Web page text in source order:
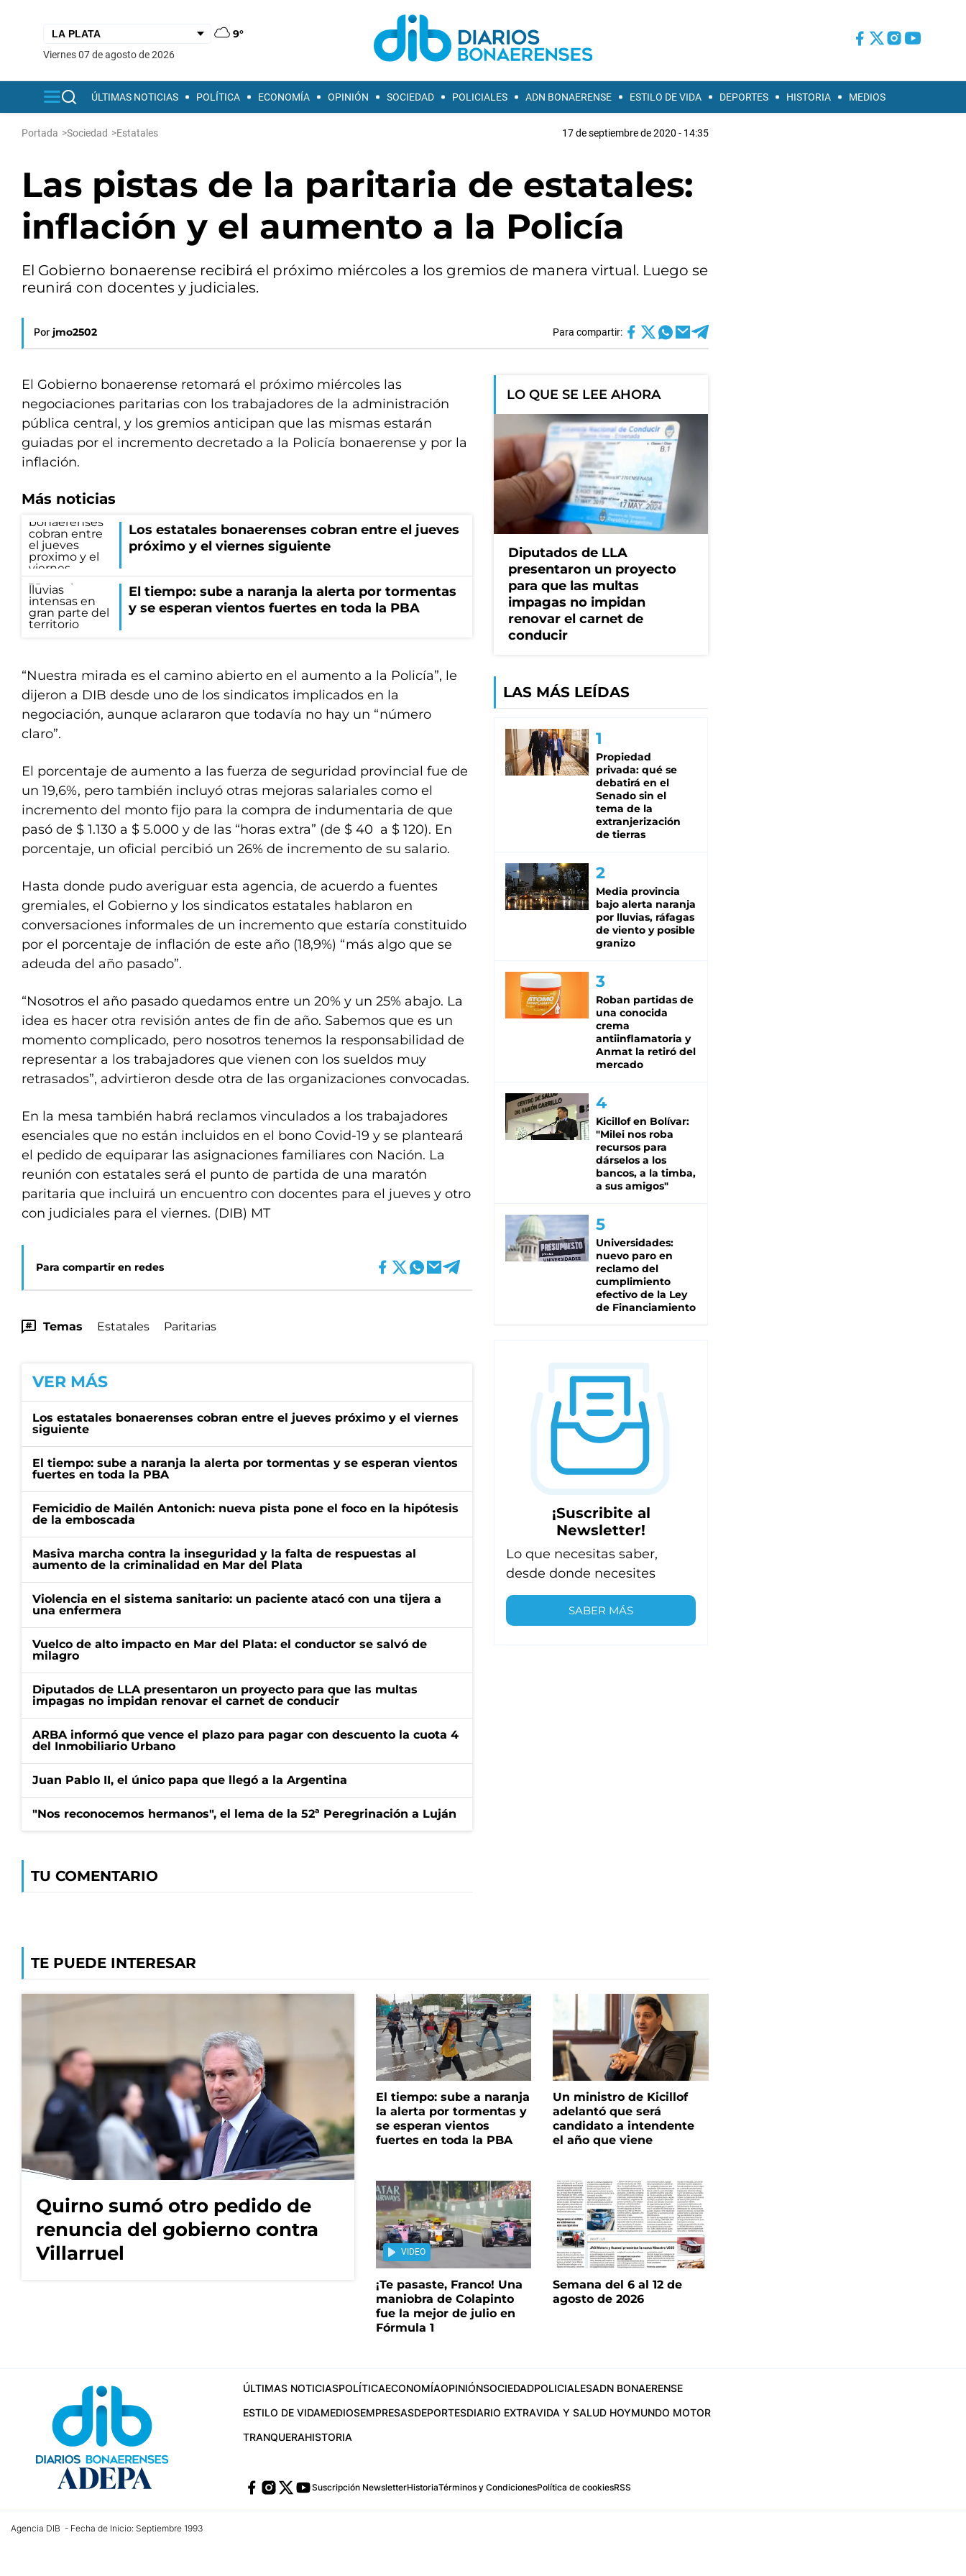
9°
viernes 07 de agosto de 2026
ÚLTIMAS NOTICIAS POLÍTICA ECONOMÍA OPINIÓN SOCIEDAD POLICIALES ADN BONAERENSE ESTILO DE VIDA DEPORTES HISTORIA MEDIOS
Portada >Sociedad >Estatales 17 de septiembre de 2020 - 14:35
Las pistas de la paritaria de estatales:
inflación y el aumento a la Policía
El Gobierno bonaerense recibirá el próximo miércoles a los gremios de manera virtual. Luego se
reunirá con docentes y judiciales.
Por jmo2502 Para compartir:
El Gobierno bonaerense retomará el próximo miércoles las
negociaciones paritarias con los trabajadores de la administración
pública central, y los gremios anticipan que las mismas estarán
guiadas por el incremento decretado a la Policía bonaerense y por la
inflación.
Más noticias
Los estatales bonaerenses cobran entre el jueves
próximo y el viernes siguiente
El tiempo: sube a naranja la alerta por tormentas
y se esperan vientos fuertes en toda la PBA
“Nuestra mirada es el camino abierto en el aumento a la Policía”, le
dijeron a DIB desde uno de los sindicatos implicados en la
negociación, aunque aclararon que todavía no hay un “número
claro”.
El porcentaje de aumento a las fuerza de seguridad provincial fue de
un 19,6%, pero también incluyó otras mejoras salariales como el
incremento del monto fijo para la compra de indumentaria de que
pasó de $ 1.130 a $ 5.000 y de las “horas extra” (de $ 40 a $ 120). En
porcentaje, un oficial percibió un 26% de incremento de su salario.
Hasta donde pudo averiguar esta agencia, de acuerdo a fuentes
gremiales, el Gobierno y los sindicatos estatales hablaron en
conversaciones informales de un incremento que estaría constituido
por el porcentaje de inflación de este año (18,9%) “más algo que se
adeuda del año pasado”.
“Nosotros el año pasado quedamos entre un 20% y un 25% abajo. La
idea es hacer otra revisión antes de fin de año. Sabemos que es un
momento complicado, pero nosotros tenemos la responsabilidad de
representar a los trabajadores que vienen con los sueldos muy
retrasados”, advirtieron desde otra de las organizaciones convocadas.
En la mesa también habrá reclamos vinculados a los trabajadores
esenciales que no están incluidos en el bono Covid-19 y se planteará
el pedido de equiparar las asignaciones familiares con Nación. La
reunión con estatales será el punto de partida de una maratón
paritaria que incluirá un encuentro con docentes para el jueves y otro
con judiciales para el viernes. (DIB) MT
Para compartir en redes
Temas Estatales Paritarias
VER MÁS
Los estatales bonaerenses cobran entre el jueves próximo y el viernes
siguiente
El tiempo: sube a naranja la alerta por tormentas y se esperan vientos
fuertes en toda la PBA
Femicidio de Mailén Antonich: nueva pista pone el foco en la hipótesis
de la emboscada
Masiva marcha contra la inseguridad y la falta de respuestas al
aumento de la criminalidad en Mar del Plata
Violencia en el sistema sanitario: un paciente atacó con una tijera a
una enfermera
Vuelco de alto impacto en Mar del Plata: el conductor se salvó de
milagro
Diputados de LLA presentaron un proyecto para que las multas
impagas no impidan renovar el carnet de conducir
ARBA informó que vence el plazo para pagar con descuento la cuota 4
del Inmobiliario Urbano
Juan Pablo II, el único papa que llegó a la Argentina
"Nos reconocemos hermanos", el lema de la 52ª Peregrinación a Luján
TU COMENTARIO
LO QUE SE LEE AHORA
Diputados de LLA
presentaron un proyecto
para que las multas
impagas no impidan
renovar el carnet de
conducir
LAS MÁS LEÍDAS
Propiedad
privada: qué se
debatirá en el
Senado sin el
tema de la
extranjerización
de tierras
Media provincia
bajo alerta naranja
por lluvias, ráfagas
de viento y posible
granizo
Roban partidas de
una conocida
crema
antiinflamatoria y
Anmat la retiró del
mercado
Kicillof en Bolívar:
"Milei nos roba
recursos para
dárselos a los
bancos, a la timba,
a sus amigos"
Universidades:
nuevo paro en
reclamo del
cumplimiento
efectivo de la Ley
de Financiamiento
¡Suscribite al
Newsletter!
Lo que necesitas saber,
desde donde necesites
SABER MÁS
TE PUEDE INTERESAR
Quirno sumó otro pedido de
renuncia del gobierno contra
Villarruel
El tiempo: sube a naranja
la alerta por tormentas y
se esperan vientos
fuertes en toda la PBA
Un ministro de Kicillof
adelantó que será
candidato a intendente
el año que viene
VIDEO
¡Te pasaste, Franco! Una
maniobra de Colapinto
fue la mejor de julio en
Fórmula 1
Semana del 6 al 12 de
agosto de 2026
ÚLTIMAS NOTICIASPOLÍTICAECONOMÍAOPINIÓNSOCIEDADPOLICIALESADN BONAERENSE
ESTILO DE VIDAMEDIOSEMPRESASDEPORTESDIARIO EXTRAVIDA Y SALUD HOYMUNDO MOTOR
TRANQUERAHISTORIA
Suscripción NewsletterHistoriaTérminos y CondicionesPolítica de cookiesRSS
Agencia DIB - Fecha de Inicio: Septiembre 1993